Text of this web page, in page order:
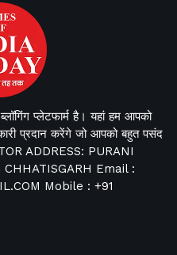
प्लेटफार्म है। यहां हम आपको
प्रदान करेंगे जो आपको बहुत पसंद
ADDRESS: PURANI
CHHATISGARH Email :
Mobile : +91